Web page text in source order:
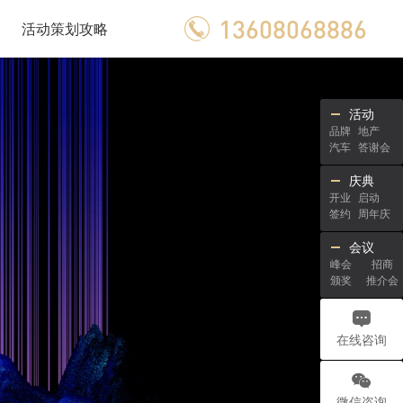
活动策划攻略 13608068886
活动
品牌 地产
汽车 答谢会
庆典
开业
启动
签约 周年庆
会议
峰会
招商
颁奖
推介会
在线咨询